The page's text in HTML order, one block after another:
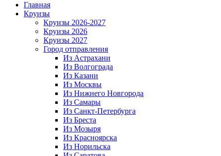
Главная
Круизы
Круизы 2026-2027
Круизы 2026
Круизы 2027
Город отправления
Из Астрахани
Из Волгограда
Из Казани
Из Москвы
Из Нижнего Новгорода
Из Самары
Из Санкт-Петербурга
Из Бреста
Из Мозыря
Из Красноярска
Из Норильска